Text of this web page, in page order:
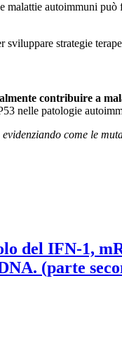
autoimmuni
sviluppare strategie
contribuire a
nelle patologie
come le
del IFN-1,
(parte